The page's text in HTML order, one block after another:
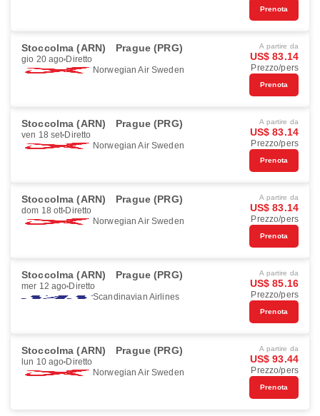
Prenota
Stoccolma (ARN) Prague (PRG)
gio 20 ago Diretto
Norwegian Air Sweden
A partire da
US$ 83.14
Prezzo/pers
Prenota
Stoccolma (ARN) Prague (PRG)
ven 18 set Diretto
Norwegian Air Sweden
A partire da
US$ 83.14
Prezzo/pers
Prenota
Stoccolma (ARN) Prague (PRG)
dom 18 ott Diretto
Norwegian Air Sweden
A partire da
US$ 83.14
Prezzo/pers
Prenota
Stoccolma (ARN) Prague (PRG)
mer 12 ago Diretto
Scandinavian Airlines
A partire da
US$ 85.16
Prezzo/pers
Prenota
Stoccolma (ARN) Prague (PRG)
lun 10 ago Diretto
Norwegian Air Sweden
A partire da
US$ 93.44
Prezzo/pers
Prenota